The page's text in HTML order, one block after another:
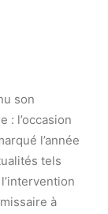
son
: l’occasion
l’année
tels
à